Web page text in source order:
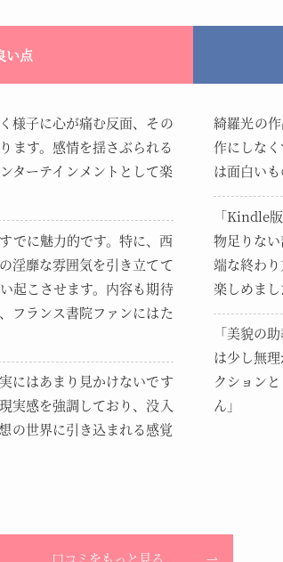
い点
様子に心が痛む反面、その
ます。感情を揺さぶられる
ターテインメントとして楽
でに魅力的です。特に、西
淫靡な雰囲気を引き立てて
起こさせます。内容も期待
フランス書院ファンにはた
にはあまり見かけないです
実感を強調しており、没入
の世界に引き込まれる感覚
綺羅光の
作にしな
は面白い
「Kindle
物足りな
端な終わ
楽しめまし
「美貌の
は少し無
クション
ん」
口コミをもっと見る